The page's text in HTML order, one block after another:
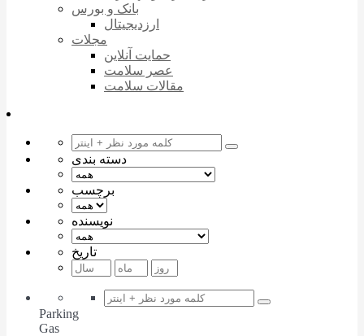
بانک و بورس
ارزدیجیتال
مجلات
حمایت آنلاین
عصر سلامت
مقالات سلامت
دسته بندی
برچسب
نویسنده
تاریخ
Parking
Gas